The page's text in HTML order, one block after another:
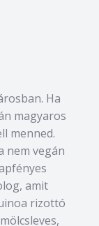
Ha
magyaros
menned.
nem vegán
amit
rizottó